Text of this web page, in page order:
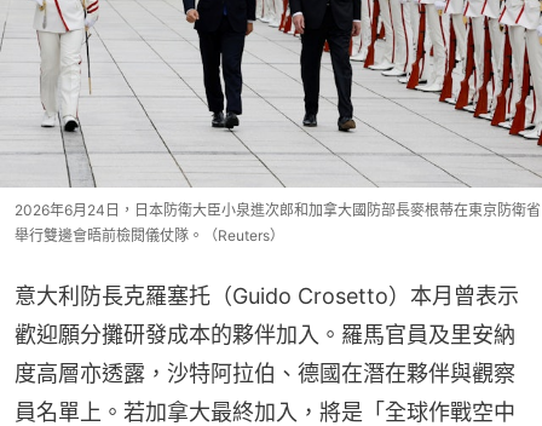
2026年6月24日，日本防衛大臣小泉進次郎和加拿大國防部長麥根蒂在東京防衛省
舉行雙邊會晤前檢閱儀仗隊。（Reuters）
意大利防長克羅塞托（Guido Crosetto）本月曾表示
歡迎願分攤研發成本的夥伴加入。羅馬官員及里安納
度高層亦透露，沙特阿拉伯、德國在潛在夥伴與觀察
員名單上。若加拿大最終加入，將是「全球作戰空中